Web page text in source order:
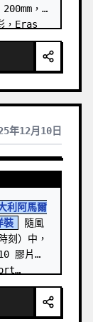
，
，Eras
年12月10日
利阿馬爾
裝
隨風
刻）中，
膠片色